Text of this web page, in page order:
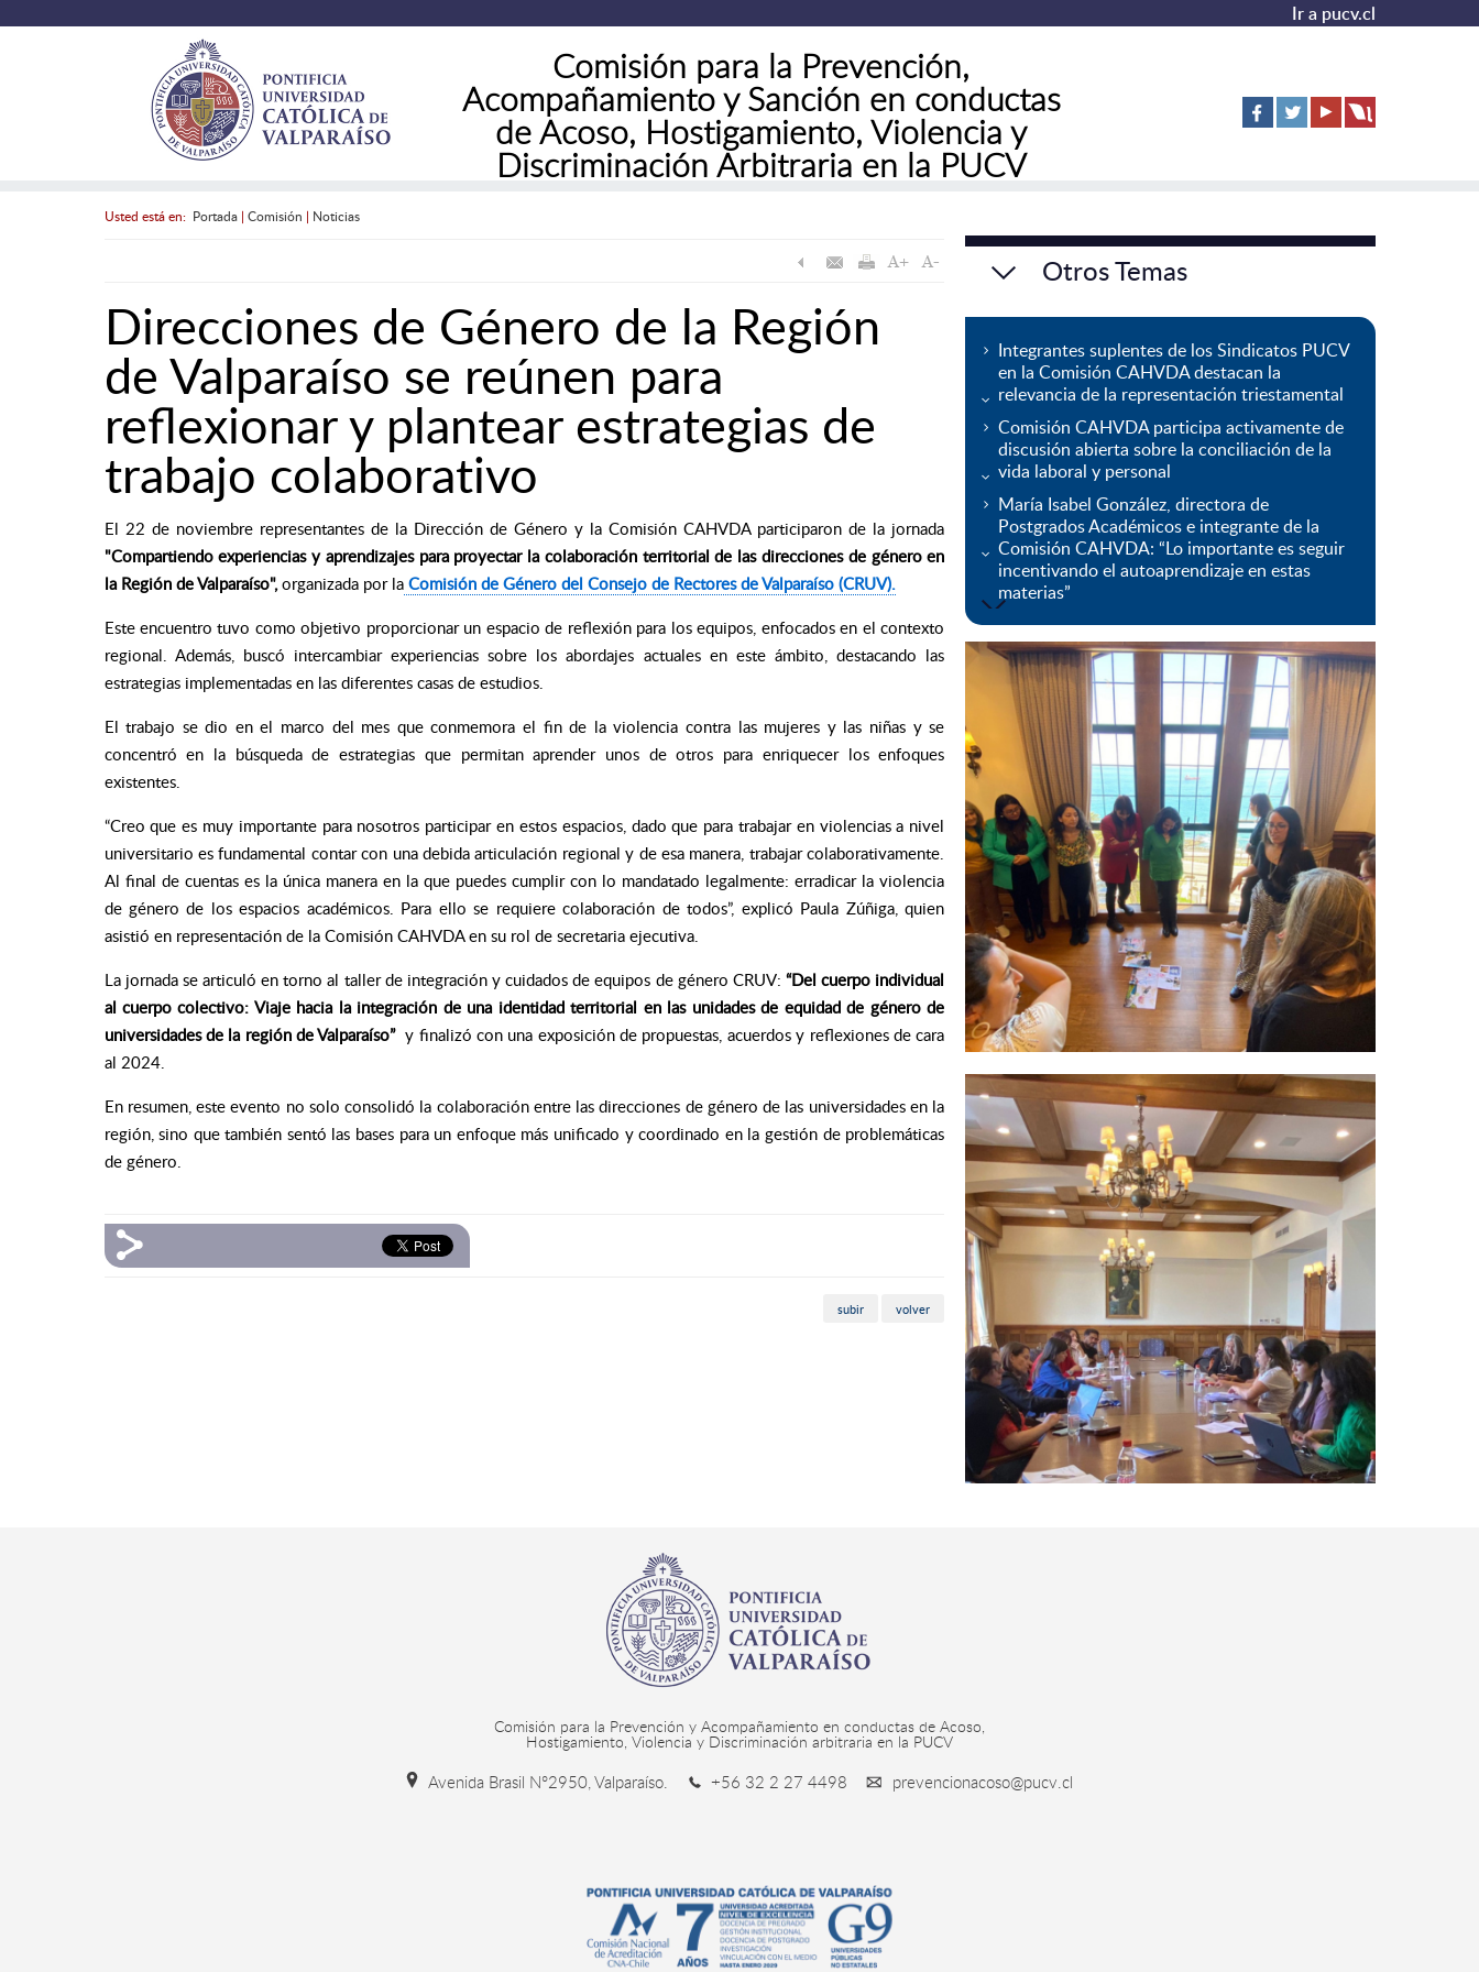
Ir a pucv.cl
Comisión para la Prevención,
Acompañamiento y Sanción en conductas
de Acoso, Hostigamiento, Violencia y
Discriminación Arbitraria en la PUCV
Usted está en: Portada| Comisión | Noticias
Direcciones de Género de la Región
de Valparaíso se reúnen para
reflexionar y plantear estrategias de
trabajo colaborativo
El 22 de noviembre representantes de la Dirección de Género y la Comisión CAHVDA participaron de la jornada
"Compartiendo experiencias y aprendizajes para proyectar la colaboración territorial de las direcciones de género en
la Región de Valparaíso",organizada por laComisión de Género del Consejo de Rectores de Valparaíso (CRUV).
Este encuentro tuvo como objetivo proporcionar un espacio de reflexión para los equipos, enfocados en el contexto
regional. Además, buscó intercambiar experiencias sobre los abordajes actuales en este ámbito, destacando las
estrategias implementadas en las diferentes casas de estudios.
El trabajo se dio en el marco del mes que conmemora el fin de la violencia contra las mujeres y las niñas y se
concentró en la búsqueda de estrategias que permitan aprender unos de otros para enriquecer los enfoques
existentes.
“Creo que es muy importante para nosotros participar en estos espacios, dado que para trabajar en violencias a nivel
universitario es fundamental contar con una debida articulación regional y de esa manera, trabajar colaborativamente.
Al final de cuentas es la única manera en la que puedes cumplir con lo mandatado legalmente: erradicar la violencia
de género de los espacios académicos. Para ello se requiere colaboración de todos”, explicó Paula Zúñiga, quien
asistió en representación de la Comisión CAHVDA en su rol de secretaria ejecutiva.
La jornada se articuló en torno al taller de integración y cuidados de equipos de género CRUV:“Del cuerpo individual
al cuerpo colectivo: Viaje hacia la integración de una identidad territorial en las unidades de equidad de género de
universidades de la región de Valparaíso”y finalizó con una exposición de propuestas, acuerdos y reflexiones de cara
al 2024.
En resumen, este evento no solo consolidó la colaboración entre las direcciones de género de las universidades en la
región, sino que también sentó las bases para un enfoque más unificado y coordinado en la gestión de problemáticas
de género.
subir volver
Otros Temas
Integrantes suplentes de los Sindicatos PUCV
en la Comisión CAHVDA destacan la
relevancia de la representación triestamental
Comisión CAHVDA participa activamente de
discusión abierta sobre la conciliación de la
vida laboral y personal
María Isabel González, directora de
Postgrados Académicos e integrante de la
Comisión CAHVDA: “Lo importante es seguir
incentivando el autoaprendizaje en estas
materias”
Comisión para la Prevención y Acompañamiento en conductas de Acoso,
Hostigamiento, Violencia y Discriminación arbitraria en la PUCV
Avenida Brasil N°2950, Valparaíso. +56 32 2 27 4498 prevencionacoso@pucv.cl